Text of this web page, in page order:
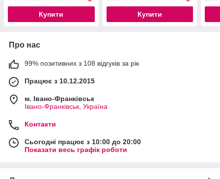
Купити Купити
Про нас
99% позитивних з 108 відгуків за рік
Працює з 10.12.2015
м. Івано-Франківськ
Івано-Франківськ, Україна
Контакти
Сьогодні працює з 10:00 до 20:00
Показати весь графік роботи